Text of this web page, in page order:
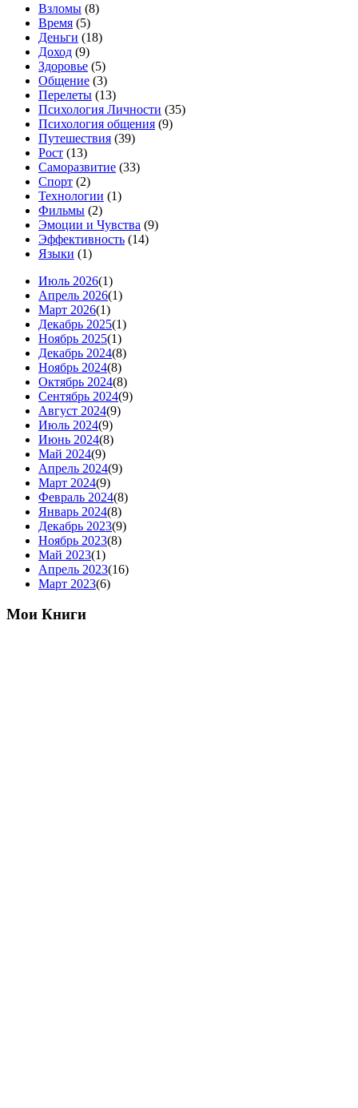
Взломы (8)
Время (5)
Деньги (18)
Доход (9)
Здоровье (5)
Общение (3)
Перелеты (13)
Психология Личности (35)
Психология общения (9)
Путешествия (39)
Рост (13)
Саморазвитие (33)
Спорт (2)
Технологии (1)
Фильмы (2)
Эмоции и Чувства (9)
Эффективность (14)
Языки (1)
Июль 2026(1)
Апрель 2026(1)
Март 2026(1)
Декабрь 2025(1)
Ноябрь 2025(1)
Декабрь 2024(8)
Ноябрь 2024(8)
Октябрь 2024(8)
Сентябрь 2024(9)
Август 2024(9)
Июль 2024(9)
Июнь 2024(8)
Май 2024(9)
Апрель 2024(9)
Март 2024(9)
Февраль 2024(8)
Январь 2024(8)
Декабрь 2023(9)
Ноябрь 2023(8)
Май 2023(1)
Апрель 2023(16)
Март 2023(6)
Мои Книги